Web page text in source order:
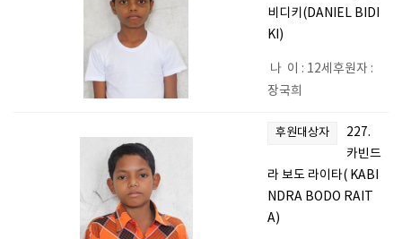
비디키(DANIEL BIDI
KI)
나 이 : 12세후원자 :
장국희
후원대상자
227.
카빈드
라 보도 라이타( KABI
NDRA BODO RAIT
A)